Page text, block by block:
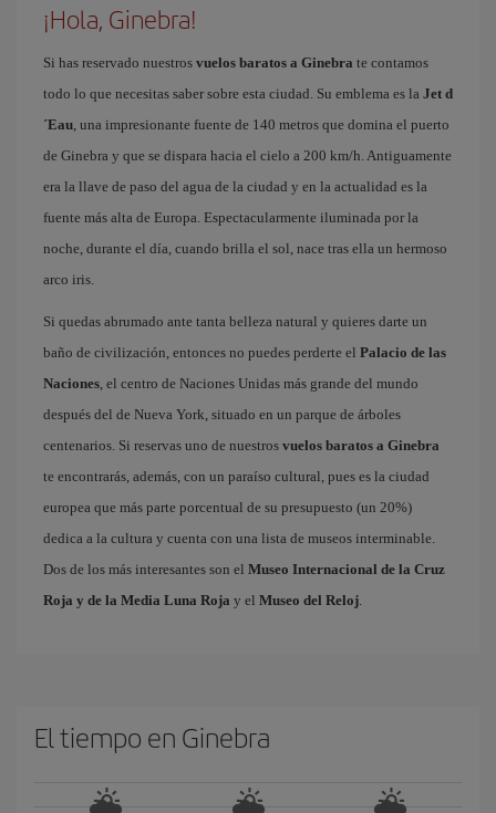
¡Hola, Ginebra!
Si has reservado nuestros vuelos baratos a Ginebra te contamos
todo lo que necesitas saber sobre esta ciudad. Su emblema es la Jet d
´Eau, una impresionante fuente de 140 metros que domina el puerto
de Ginebra y que se dispara hacia el cielo a 200 km/h. Antiguamente
era la llave de paso del agua de la ciudad y en la actualidad es la
fuente más alta de Europa. Espectacularmente iluminada por la
noche, durante el día, cuando brilla el sol, nace tras ella un hermoso
arco iris.
Si quedas abrumado ante tanta belleza natural y quieres darte un
baño de civilización, entonces no puedes perderte el Palacio de las
Naciones, el centro de Naciones Unidas más grande del mundo
después del de Nueva York, situado en un parque de árboles
centenarios. Si reservas uno de nuestros vuelos baratos a Ginebra
te encontrarás, además, con un paraíso cultural, pues es la ciudad
europea que más parte porcentual de su presupuesto (un 20%)
dedica a la cultura y cuenta con una lista de museos interminable.
Dos de los más interesantes son el Museo Internacional de la Cruz
Roja y de la Media Luna Roja y el Museo del Reloj.
El tiempo en Ginebra